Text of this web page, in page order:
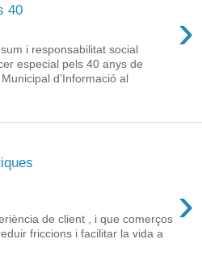
40
›
i responsabilitat social
especial pels 40 anys de
Municipal d’Informació al
›
de client , i que comerços
friccions i facilitar la vida a